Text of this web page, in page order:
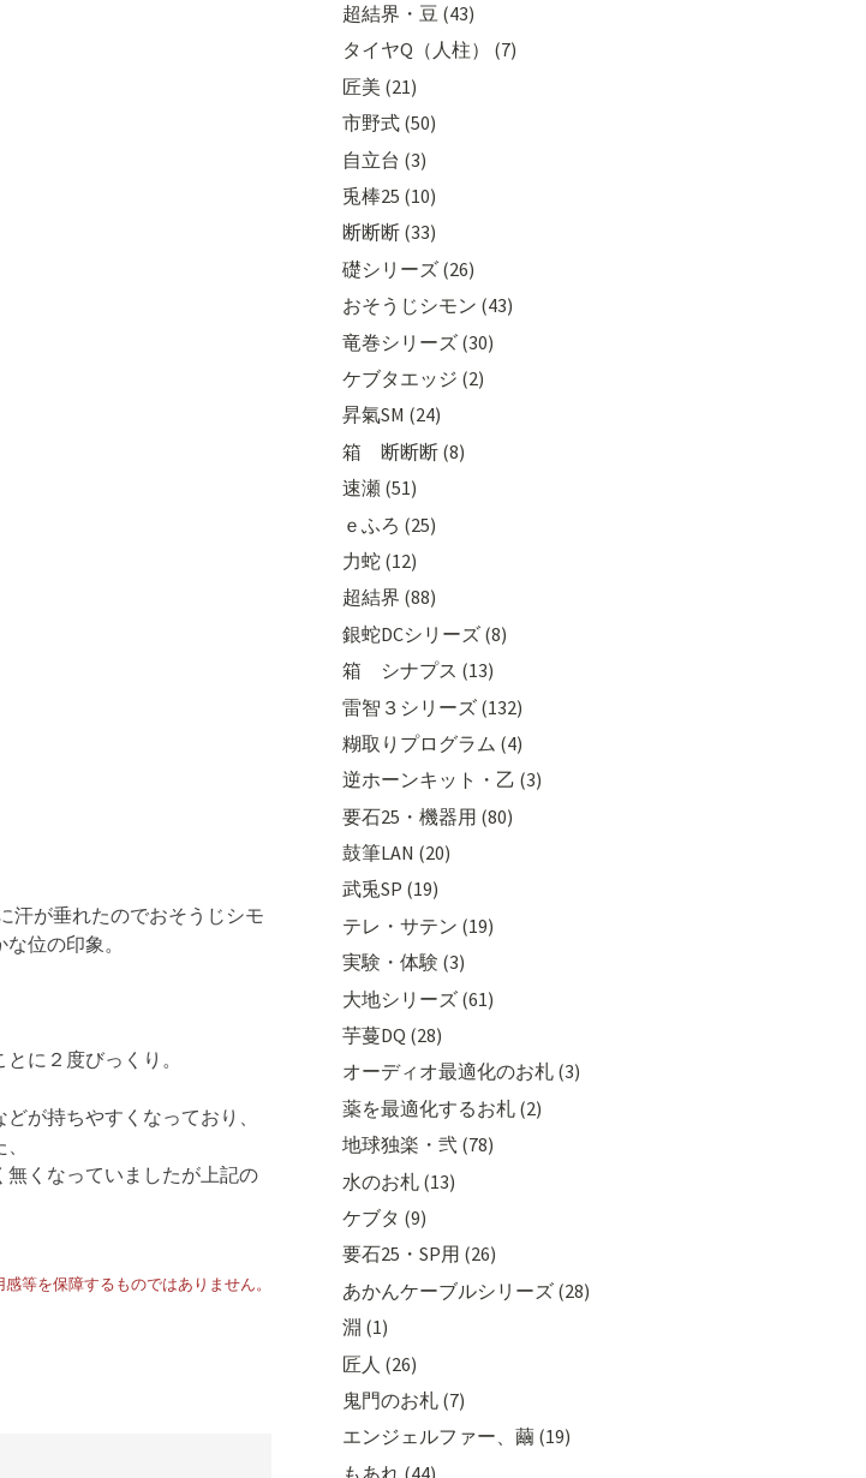
汗が垂れたのでおそうじシモ
位の印象。
に２度びっくり。
が持ちやすくなっており、
くなっていましたが上記の
等を保障するものではありません。
超結界・豆 (43)
タイヤQ（人柱） (7)
匠美 (21)
市野式 (50)
自立台 (3)
兎棒25 (10)
断断断 (33)
礎シリーズ (26)
おそうじシモン (43)
竜巻シリーズ (30)
ケブタエッジ (2)
昇氣SM (24)
箱 断断断 (8)
速瀬 (51)
ｅふろ (25)
力蛇 (12)
超結界 (88)
銀蛇DCシリーズ (8)
箱 シナプス (13)
雷智３シリーズ (132)
糊取りプログラム (4)
逆ホーンキット・乙 (3)
要石25・機器用 (80)
鼓筆LAN (20)
武兎SP (19)
テレ・サテン (19)
実験・体験 (3)
大地シリーズ (61)
芋蔓DQ (28)
オーディオ最適化のお札 (3)
薬を最適化するお札 (2)
地球独楽・弐 (78)
水のお札 (13)
ケブタ (9)
要石25・SP用 (26)
あかんケーブルシリーズ (28)
淵 (1)
匠人 (26)
鬼門のお札 (7)
エンジェルファー、繭 (19)
もあれ (44)